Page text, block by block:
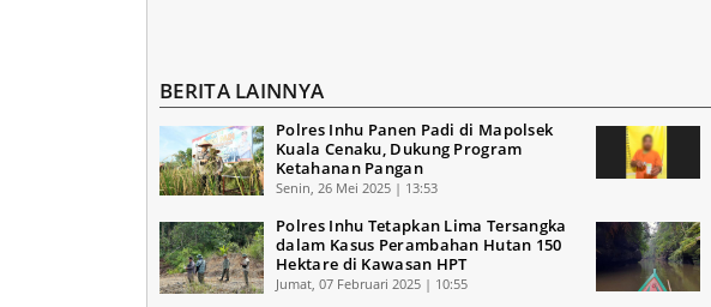
BERITA LAINNYA
Polres Inhu Panen Padi di Mapolsek
Kuala Cenaku, Dukung Program
Ketahanan Pangan
Senin, 26 Mei 2025 | 13:53
Polres Inhu Tetapkan Lima Tersangka
dalam Kasus Perambahan Hutan 150
Hektare di Kawasan HPT
Jumat, 07 Februari 2025 | 10:55